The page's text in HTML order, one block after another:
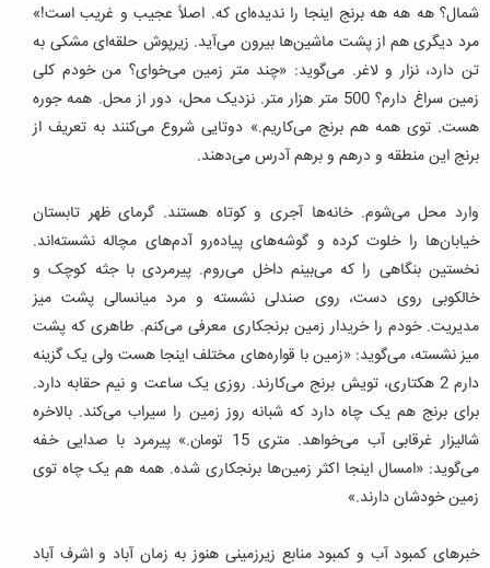
شمال؟ هه هه هه برنج اینجا را ندیده‌ای که. اصلاً عجیب و غریب است!»
مرد دیگری هم از پشت ماشین‌ها بیرون می‌آید. زیرپوش حلقه‌ای مشکی به
تن دارد، نزار و لاغر. می‌گوید: «چند متر زمین می‌خوای؟ من خودم کلی
زمین سراغ دارم؟ 500 متر هزار متر. نزدیک محل، دور از محل. همه جوره
هست. توی همه هم برنج می‌کاریم.» دوتایی شروع می‌کنند به تعریف از
برنج این منطقه و درهم و برهم آدرس می‌دهند.
وارد محل می‌شوم. خانه‌ها آجری و کوتاه هستند. گرمای ظهر تابستان
خیابان‌ها را خلوت کرده و گوشه‌های پیاده‌رو آدم‌های مچاله نشسته‌اند.
نخستین بنگاهی را که می‌بینم داخل می‌روم. پیرمردی با جثه کوچک و
خالکوبی روی دست، روی صندلی نشسته و مرد میانسالی پشت میز
مدیریت. خودم را خریدار زمین برنجکاری معرفی می‌کنم. طاهری که پشت
میز نشسته، می‌گوید: «زمین با قواره‌های مختلف اینجا هست ولی یک گزینه
دارم 2 هکتاری، تویش برنج می‌کارند. روزی یک ساعت و نیم حقابه دارد.
برای برنج هم یک چاه دارد که شبانه روز زمین را سیراب می‌کند. بالاخره
شالیزار غرقابی آب می‌خواهد. متری 15 تومان.» پیرمرد با صدایی خفه
می‌گوید: «امسال اینجا اکثر زمین‌ها برنجکاری شده. همه هم یک چاه توی
زمین خودشان دارند.»
خبرهای کمبود آب و کمبود منابع زیرزمینی هنوز به زمان آباد و اشرف آباد